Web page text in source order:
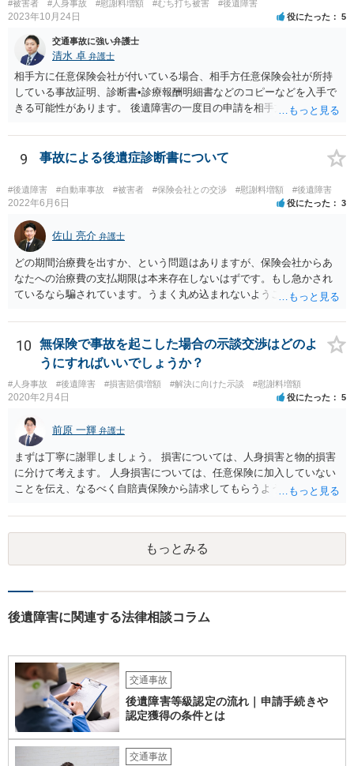
#被害者 #人身事故 #慰謝料増額 #むち打ち被害 #後遺障害
2023年10月24日 役にたった 5
交通事故に強い弁護士
清水 卓 弁護士
相手方に任意保険会社が付いている場合、相手方任意保険会社が所持
している事故証明、診断書•診療報酬明細書などのコピーなどを入手で
きる可能性があります。 後遺障害の一度目の申請を相手方任意保険会
果と認定理由書も相手方任意保険会社から入手できる可能性がありま
す。 これらが難しくても、通院していた病院のカルテを取り付けるこ
と等で代替が可能な場合もあります。 事故からどの程度期間が経過し
ているがが定かではありませんが、昨年４月から既に１年半年程度経
過しており、時効なども意識しながら対応をしておきたいところで
す。 待っていても事態が打開しない可能性もあるため、依頼の対応が
可能な弁護士に個別に問い合わせ、上記の方法等を参考に進め方を相
談してみるのが望ましいかもしれません。
9 事故による後遺症診断書について
#後遺障害 #自動車事故 #被害者 #保険会社との交渉 #慰謝料増額 #後遺障害
2022年6月6日 役にたった 3
佐山 亮介 弁護士
どの期間治療費を出すか、という問題はありますが、保険会社からあ
なたへの治療費の支払期限は本来存在しないはずです。もし急かされ
ているなら騙されています。うまく丸め込まれないようご注意下さ
せんが、受診したならば提出すべきです。
10
無保険で事故を起こした場合の示談交渉はどのよ
うにすればいいでしょうか？
#人身事故 #後遺障害 #損害賠償増額 #解決に向けた示談 #慰謝料増額
2020年2月4日 役にたった 5
前原 一輝 弁護士
まずは丁寧に謝罪しましょう。 損害については、人身損害と物的損害
に分けて考えます。 人身損害については、任意保険に加入していない
ことを伝え、なるべく自賠責保険から請求してもらうようお願いして
願いしてください。 物的損害については、請求の根拠を精査する必要
があり、写真や見積書を送ってもらい、請求金額が正当化をちゃんと
チェックする必要があります。 相談者様の資力がどれだけあるのかは
分かりませんが、資力に応じた対応をして行くほかありません。 訴訟
ャラクターの問題もあるので、どうすればよいのかという正解はあり
合によっては交渉を任せた方がいいかもしれません。
もっとみる
後遺障害に関連する法律相談コラム
交通事故
後遺障害等級認定の流れ｜申請手続きや
認定獲得の条件とは
交通事故